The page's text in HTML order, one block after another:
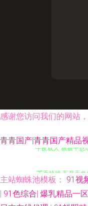
感谢您访问我们的网站
青青国产|青青国产精品
午夜成人 狠狠干恩
入jK啪啪动漫 欧美
主站蜘蛛池模板： 91视
| 91色综合| 爆乳精品一区